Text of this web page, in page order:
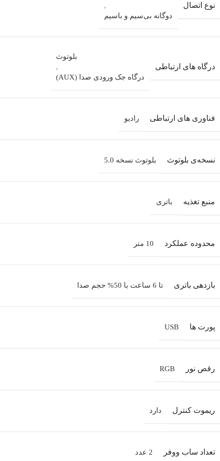
نوع اتصال
,
دوگانه بی‌سیم و باسیم
درگاه های ارتباطی
بلوتوث
,
درگاه جک ورودی صدا (AUX)
فناوری های ارتباطی رادیو
نسخه‌ی بلوتوث بلوتوث نسخه 5.0
منبع تغذیه باتری
محدوده عملکرد 10 متر
بازدهی باتری تا 6 ساعت با 50% حجم صدا
پورت‌ ها USB
رقص نور RGB
ریموت کنترل دارد
تعداد ساب‌ ووفر 2 عدد